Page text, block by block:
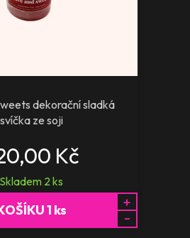
dekorační sladká
svíčka ze soji
Kč
Skladem 2ks
1 ks
+
-